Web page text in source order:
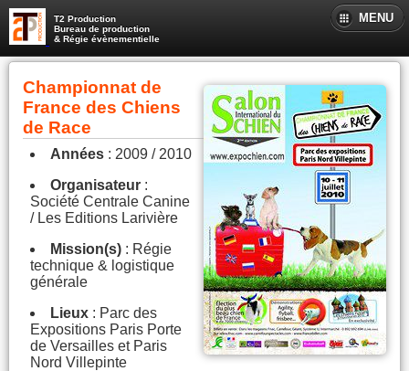
T2 Production
Bureau de production
& Régie évènementielle
MENU
Championnat de
France des Chiens
de Race
Années : 2009 / 2010
Organisateur :
Société Centrale Canine
/ Les Editions Larivière
Mission(s) : Régie
technique & logistique
générale
Lieux : Parc des
Expositions Paris Porte
de Versailles et Paris
Nord Villepinte